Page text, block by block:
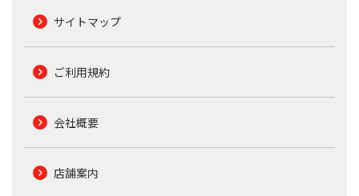
サイトマップ
ご利用規約
会社概要
店舗案内